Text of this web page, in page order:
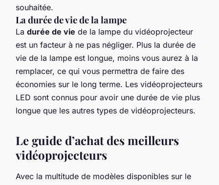
souhaitée.
La durée de vie de la lampe
La durée de vie de la lampe du vidéoprojecteur
est un facteur à ne pas négliger. Plus la durée de
vie de la lampe est longue, moins vous aurez à la
remplacer, ce qui vous permettra de faire des
économies sur le long terme. Les vidéoprojecteurs
LED sont connus pour avoir une durée de vie plus
longue que les autres types de vidéoprojecteurs.
Le guide d’achat des meilleurs
vidéoprojecteurs
Avec la multitude de modèles disponibles sur le